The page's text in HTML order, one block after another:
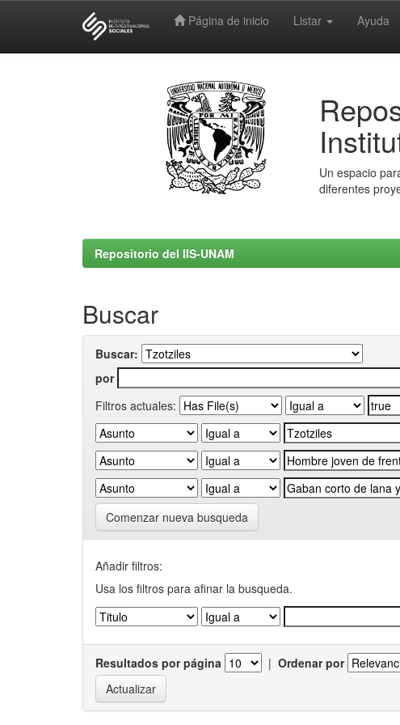
Página de inicio Listar Ayuda
Un espacio
diferentes
Repositorio del IIS-UNAM
Buscar
Buscar:
por
Filtros actuales:
Comenzar nueva busqueda
Añadir filtros:
Usa los filtros para afinar la busqueda.
Resultados por página | Ordenar por